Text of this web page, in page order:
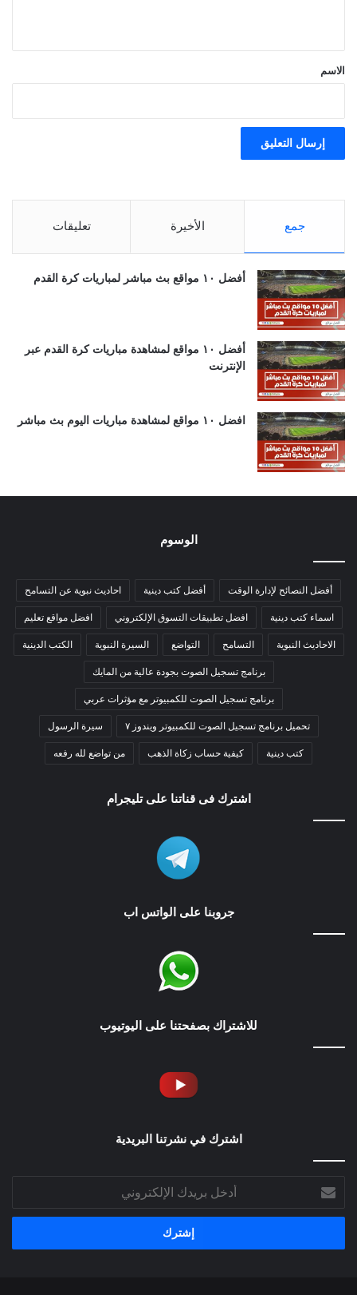
*الاسم
جمع الأخيرة تعليقات
أفضل ١٠ مواقع بث مباشر لمباريات كرة القدم
أفضل ١٠ مواقع لمشاهدة مباريات كرة القدم عبر
الإنترنت
افضل ١٠ مواقع لمشاهدة مباريات اليوم بث مباشر
الوسوم
أفضل النصائح لإدارة الوقت أفضل كتب دينية احاديث نبوية عن التسامح
اسماء كتب دينية افضل تطبيقات التسوق الإلكتروني افضل مواقع تعليم
الاحاديث النبوية التسامح التواضع السيرة النبوية الكتب الدينية
برنامج تسجيل الصوت بجودة عالية من المايك
برنامج تسجيل الصوت للكمبيوتر مع مؤثرات عربي
تحميل برنامج تسجيل الصوت للكمبيوتر ويندوز ٧ سيرة الرسول
كتب دينية كيفية حساب زكاة الذهب من تواضع لله رفعه
اشترك فى قناتنا على تليجرام
جروبنا على الواتس اب
للاشتراك بصفحتنا على اليوتيوب
اشترك في نشرتنا البريدية
أدخل
بريدك
الإلكتروني